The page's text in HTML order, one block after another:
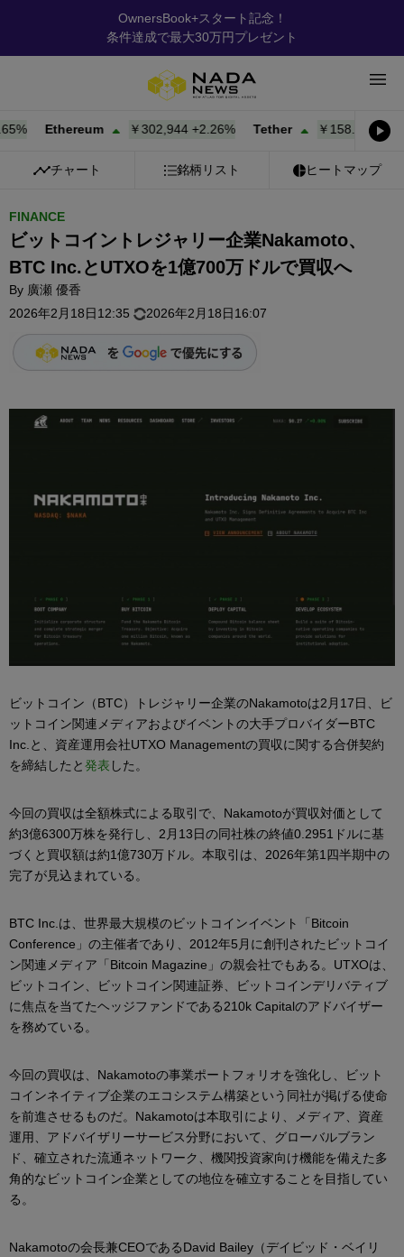
OwnersBook+スタート記念！
条件達成で最大30万円プレゼント
Ethereum ￥302,944+2.26% Tether ￥158.08 0.00%
チャート 銘柄リスト ヒートマップ
FINANCE
ビットコイントレジャリー企業Nakamoto、
BTC Inc.とUTXOを1億700万ドルで買収へ
By 廣瀬 優香
2026年2月18日12:35
2026年2月18日16:07
ビットコイン（BTC）トレジャリー企業のNakamotoは2月17日、ビ
ットコイン関連メディアおよびイベントの大手プロバイダーBTC
Inc.と、資産運用会社UTXO Managementの買収に関する合併契約
を締結したと発表 した。
今回の買収は全額株式による取引で、Nakamotoが買収対価として
約3億6300万株を発行し、2月13日の同社株の終値0.2951ドルに基
づくと買収額は約1億730万ドル。本取引は、2026年第1四半期中の
完了が見込まれている。
BTC Inc.は、世界最大規模のビットコインイベント「Bitcoin
Conference」の主催者であり、2012年5月に創刊されたビットコイ
ン関連メディア「Bitcoin Magazine」の親会社でもある。UTXOは、
ビットコイン、ビットコイン関連証券、ビットコインデリバティブ
に焦点を当てたヘッジファンドである210k Capitalのアドバイザー
を務めている。
今回の買収は、Nakamotoの事業ポートフォリオを強化し、ビット
コインネイティブ企業のエコシステム構築という同社が掲げる使命
を前進させるものだ。Nakamotoは本取引により、メディア、資産
運用、アドバイザリーサービス分野において、グローバルブラン
ド、確立された流通ネットワーク、機関投資家向け機能を備えた多
角的なビットコイン企業としての地位を確立することを目指してい
る。
Nakamotoの会長兼CEOであるDavid Bailey（デイビッド・ベイリ